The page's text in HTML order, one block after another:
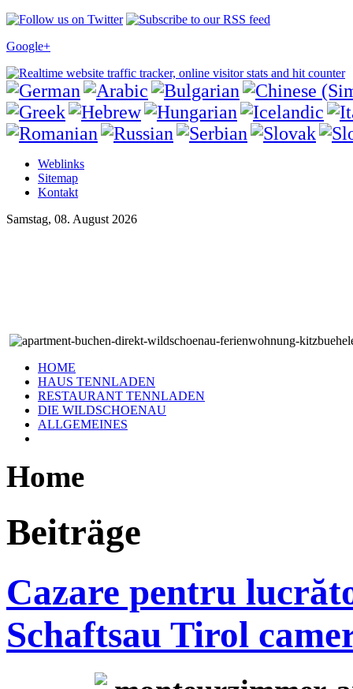
Google+
Weblinks
Sitemap
Kontakt
Samstag, 08. August 2026
HOME
HAUS TENNLADEN
RESTAURANT TENNLADEN
DIE WILDSCHOENAU
ALLGEMEINES
Home
Beiträge
Cazare pentru
Schaftsau Tirol